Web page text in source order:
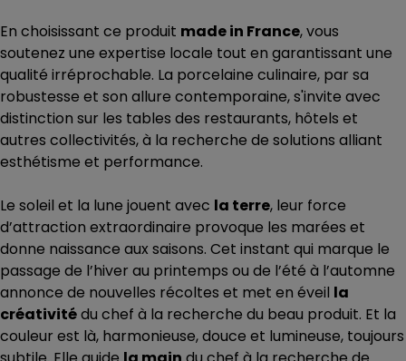
En choisissant ce produit made in France, vous
soutenez une expertise locale tout en garantissant une
qualité irréprochable. La porcelaine culinaire, par sa
robustesse et son allure contemporaine, s'invite avec
distinction sur les tables des restaurants, hôtels et
autres collectivités, à la recherche de solutions alliant
esthétisme et performance.
Le soleil et la lune jouent avec la terre, leur force
d’attraction extraordinaire provoque les marées et
donne naissance aux saisons. Cet instant qui marque le
passage de l’hiver au printemps ou de l’été à l’automne
annonce de nouvelles récoltes et met en éveil la
créativitédu chef à la recherche du beau produit. Et la
couleur est là, harmonieuse, douce et lumineuse, toujours